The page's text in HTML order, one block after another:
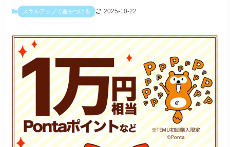
スキルアップで差をつける 2025-10-22